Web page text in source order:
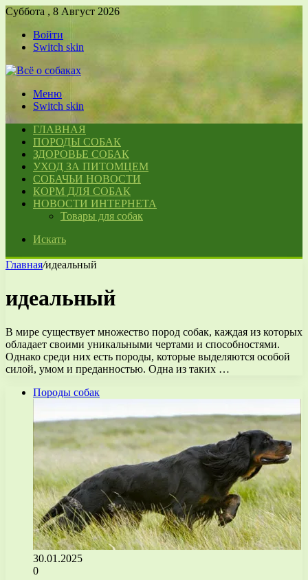
Суббота , 8 Август 2026
Войти
Switch skin
Меню
Switch skin
ГЛАВНАЯ
ПОРОДЫ СОБАК
ЗДОРОВЬЕ СОБАК
УХОД ЗА ПИТОМЦЕМ
СОБАЧЬИ НОВОСТИ
КОРМ ДЛЯ СОБАК
НОВОСТИ ИНТЕРНЕТА
Товары для собак
Искать
Главная/идеальный
идеальный
В мире существует множество пород собак, каждая из которых
обладает своими уникальными чертами и способностями.
Однако среди них есть породы, которые выделяются особой
силой, умом и преданностью. Одна из таких …
Породы собак
30.01.2025
0